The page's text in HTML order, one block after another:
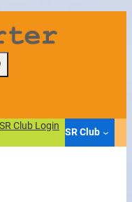
SR Club Login
SR Club